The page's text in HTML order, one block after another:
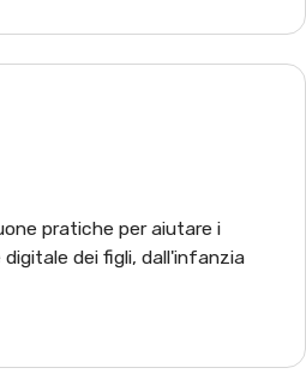
pratiche per aiutare i
dei figli, dall'infanzia